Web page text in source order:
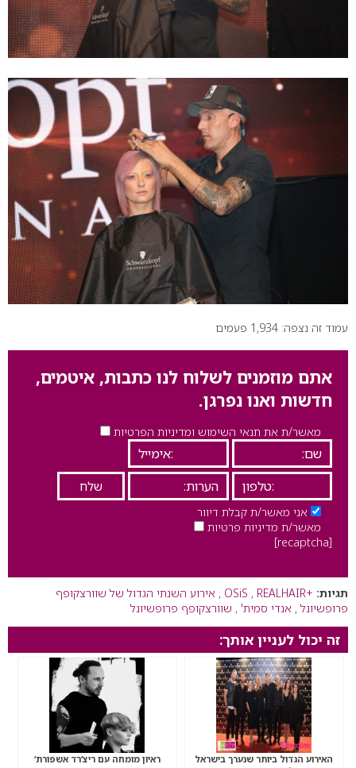
עמוד זה נצפה: 1,934 פעמים
אתם מוזמנים לשלוח לנו כתבות, איטמים,
חדשות ואנו נפרגן.
מאשר/ת את תנאי השימוש ומדיניות הפרטיות
אני מאשר/ת קבלת דיוור
מאשר/ת מדיניות פרטיות
[recaptcha]
תגיות: +OSiS
, REALHAIR
, אירוע השנתי הגדול של שוורצקופף
פרופשיונל , אנדי סמית' , שוורצקופף פרופשיונל
זה יכול לעניין אותך:
האירוע הגדול ביותר שנערך בישראל
ראיון מומחה עם ריצ’רד אשפורת’